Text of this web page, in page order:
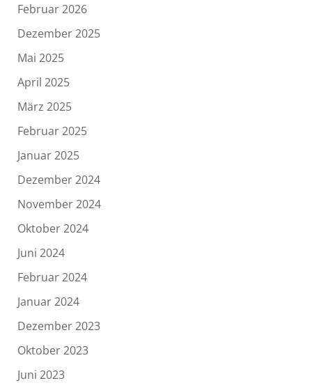
Februar 2026
Dezember 2025
Mai 2025
April 2025
März 2025
Februar 2025
Januar 2025
Dezember 2024
November 2024
Oktober 2024
Juni 2024
Februar 2024
Januar 2024
Dezember 2023
Oktober 2023
Juni 2023